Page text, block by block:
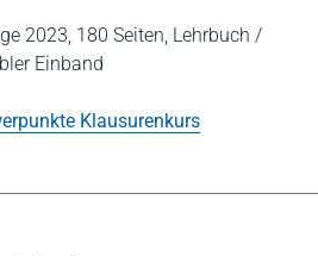
2023, 180 Seiten, Lehrbuch /
Einband
Klausurenkurs